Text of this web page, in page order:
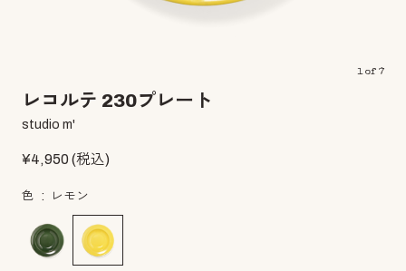
1of 7
レコルテ 230プレート
studio m'
¥4,950(税込)
色 レモン